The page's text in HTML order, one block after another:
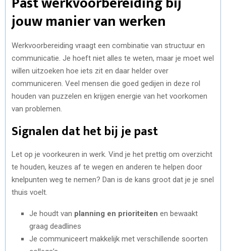
jouw manier van werken
Werkvoorbereiding vraagt een combinatie van structuur en
communicatie. Je hoeft niet alles te weten, maar je moet wel
willen uitzoeken hoe iets zit en daar helder over
communiceren. Veel mensen die goed gedijen in deze rol
houden van puzzelen en krijgen energie van het voorkomen
van problemen.
Signalen dat het bij je past
Let op je voorkeuren in werk. Vind je het prettig om overzicht
te houden, keuzes af te wegen en anderen te helpen door
knelpunten weg te nemen? Dan is de kans groot dat je je snel
thuis voelt.
Je houdt van planning en prioriteiten en bewaakt
graag deadlines
Je communiceert makkelijk met verschillende soorten